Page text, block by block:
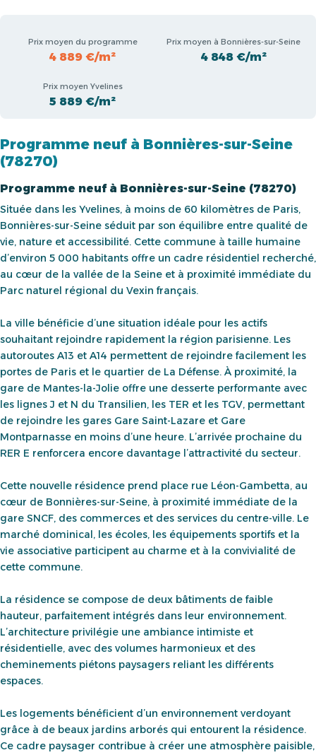
Prix moyen du programme
4 889 €/m²
Prix moyen à Bonnières-sur-Seine
4 848 €/m²
Prix moyen Yvelines
5 889 €/m²
Programme neuf à Bonnières-sur-Seine
(78270)
Programme neuf à Bonnières-sur-Seine (78270)
Située dans les Yvelines, à moins de 60 kilomètres de Paris,
Bonnières-sur-Seine séduit par son équilibre entre qualité de
vie, nature et accessibilité. Cette commune à taille humaine
d’environ 5 000 habitants offre un cadre résidentiel recherché,
au cœur de la vallée de la Seine et à proximité immédiate du
Parc naturel régional du Vexin français.
La ville bénéficie d’une situation idéale pour les actifs
souhaitant rejoindre rapidement la région parisienne. Les
autoroutes A13 et A14 permettent de rejoindre facilement les
portes de Paris et le quartier de La Défense. À proximité, la
gare de Mantes-la-Jolie offre une desserte performante avec
les lignes J et N du Transilien, les TER et les TGV, permettant
de rejoindre les gares Gare Saint-Lazare et Gare
Montparnasse en moins d’une heure. L’arrivée prochaine du
RER E renforcera encore davantage l’attractivité du secteur.
Cette nouvelle résidence prend place rue Léon-Gambetta, au
cœur de Bonnières-sur-Seine, à proximité immédiate de la
gare SNCF, des commerces et des services du centre-ville. Le
marché dominical, les écoles, les équipements sportifs et la
vie associative participent au charme et à la convivialité de
cette commune.
La résidence se compose de deux bâtiments de faible
hauteur, parfaitement intégrés dans leur environnement.
L’architecture privilégie une ambiance intimiste et
résidentielle, avec des volumes harmonieux et des
cheminements piétons paysagers reliant les différents
espaces.
Les logements bénéficient d’un environnement verdoyant
grâce à de beaux jardins arborés qui entourent la résidence.
Ce cadre paysager contribue à créer une atmosphère paisible,